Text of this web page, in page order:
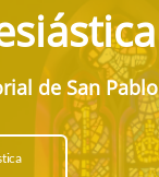
de San Pablo